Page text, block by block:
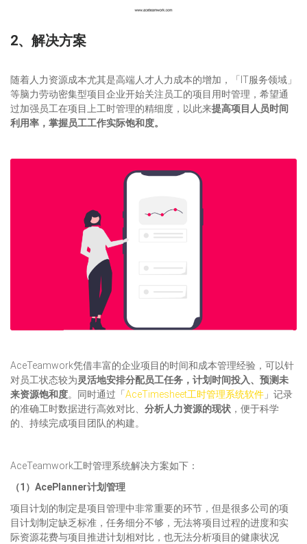
2、解决方案
随着人力资源成本尤其是高端人才人力成本的增加，「IT服务领域」
等脑力劳动密集型项目企业开始关注员工的项目用时管理，希望通
过加强员工在项目上工时管理的精细度，以此来提高项目人员时间
利用率，掌握员工工作实际饱和度。
AceTeamwork凭借丰富的企业项目的时间和成本管理经验，可以针
对员工状态较为灵活地安排分配员工任务，计划时间投入、预测未
来资源饱和度。同时通过「 AceTimesheet工时管理系统软件 」记录
的准确工时数据进行高效对比、 分析人力资源的现状 ，便于科学
的、持续完成项目团队的构建。
AceTeamwork工时管理系统解决方案如下：
（1）AcePlanner计划管理
项目计划的制定是项目管理中非常重要的环节，但是很多公司的项
目计划制定缺乏标准，任务细分不够，无法将项目过程的进度和实
际资源花费与项目推进计划相对比，也无法分析项目的健康状况